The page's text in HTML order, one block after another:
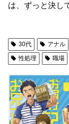
は、ずっと決し
30代 アナル
性処理
職場